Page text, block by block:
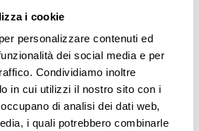
i cookie
personalizzare contenuti ed
dei social media e per
Condividiamo inoltre
in cui utilizzi il nostro sito con i
di analisi dei dati web,
i quali potrebbero combinarle